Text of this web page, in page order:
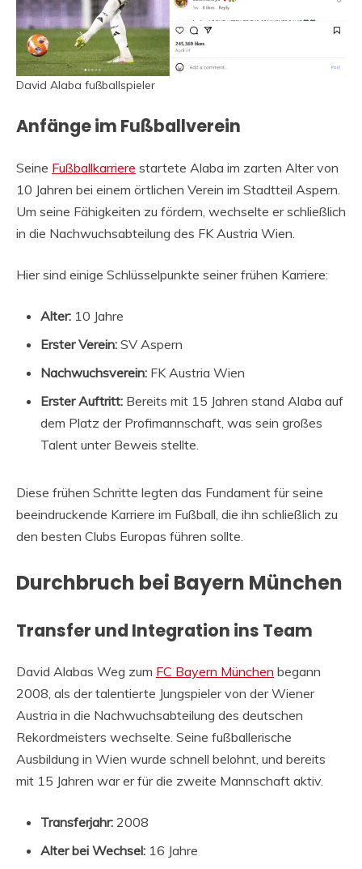
David Alaba fußballspieler
Anfänge im Fußballverein
Seine Fußballkarriere startete Alaba im zarten Alter von
10 Jahren bei einem örtlichen Verein im Stadtteil Aspern.
Um seine Fähigkeiten zu fördern, wechselte er schließlich
in die Nachwuchsabteilung des FK Austria Wien.
Hier sind einige Schlüsselpunkte seiner frühen Karriere:
Alter: 10 Jahre
Erster Verein: SV Aspern
Nachwuchsverein: FK Austria Wien
Erster Auftritt: Bereits mit 15 Jahren stand Alaba auf
dem Platz der Profimannschaft, was sein großes
Talent unter Beweis stellte.
Diese frühen Schritte legten das Fundament für seine
beeindruckende Karriere im Fußball, die ihn schließlich zu
den besten Clubs Europas führen sollte.
Durchbruch bei Bayern München
Transfer und Integration ins Team
David Alabas Weg zum FC Bayern München begann
2008, als der talentierte Jungspieler von der Wiener
Austria in die Nachwuchsabteilung des deutschen
Rekordmeisters wechselte. Seine fußballerische
Ausbildung in Wien wurde schnell belohnt, und bereits
mit 15 Jahren war er für die zweite Mannschaft aktiv.
Transferjahr: 2008
Alter bei Wechsel: 16 Jahre